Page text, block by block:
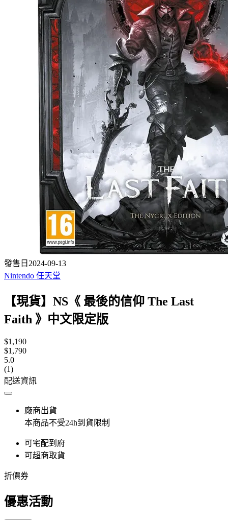
發售日2024-09-13
Nintendo 任天堂
【現貨】NS《 最後的信仰 The Last
Faith 》中文限定版
$1,190
$1,790
5.0
(1)
配送資訊
廠商出貨
本商品不受24h到貨限制
可宅配到府
可超商取貨
折價券
優惠活動